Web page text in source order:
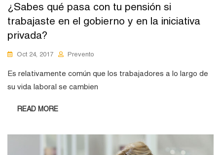
¿Sabes qué pasa con tu pensión si
trabajaste en el gobierno y en la iniciativa
privada?
Oct 24, 2017 Prevento
Es relativamente común que los trabajadores a lo largo de
su vida laboral se cambien
READ MORE